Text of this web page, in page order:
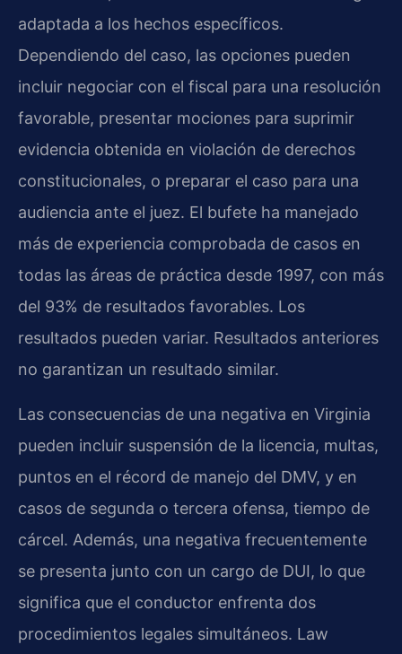
adaptada a los hechos específicos.
Dependiendo del caso, las opciones pueden
incluir negociar con el fiscal para una resolución
favorable, presentar mociones para suprimir
evidencia obtenida en violación de derechos
constitucionales, o preparar el caso para una
audiencia ante el juez. El bufete ha manejado
más de experiencia comprobada de casos en
todas las áreas de práctica desde 1997, con más
del 93% de resultados favorables. Los
resultados pueden variar. Resultados anteriores
no garantizan un resultado similar.
Las consecuencias de una negativa en Virginia
pueden incluir suspensión de la licencia, multas,
puntos en el récord de manejo del DMV, y en
casos de segunda o tercera ofensa, tiempo de
cárcel. Además, una negativa frecuentemente
se presenta junto con un cargo de DUI, lo que
significa que el conductor enfrenta dos
procedimientos legales simultáneos. Law